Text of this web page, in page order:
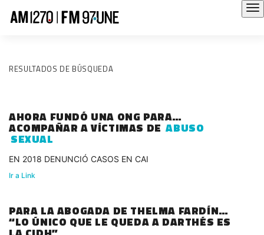
RESULTADOS DE BÚSQUEDA
AHORA FUNDÓ UNA ONG PARA
ACOMPAÑAR A VÍCTIMAS DE ABUSO
SEXUAL
EN 2018 DENUNCIÓ CASOS EN CAI
Ir a Link
PARA LA ABOGADA DE THELMA FARDÍN
“LO ÚNICO QUE LE QUEDA A DARTHÉS ES